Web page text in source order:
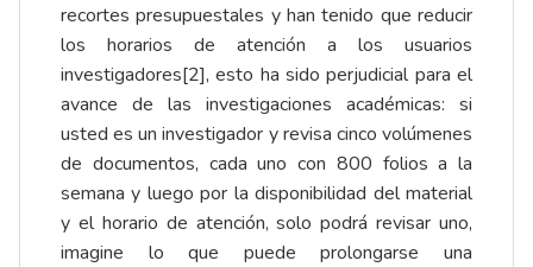
recortes presupuestales y han tenido que reducir
los horarios de atención a los usuarios
investigadores[2], esto ha sido perjudicial para el
avance de las investigaciones académicas: si
usted es un investigador y revisa cinco volúmenes
de documentos, cada uno con 800 folios a la
semana y luego por la disponibilidad del material
y el horario de atención, solo podrá revisar uno,
imagine lo que puede prolongarse una